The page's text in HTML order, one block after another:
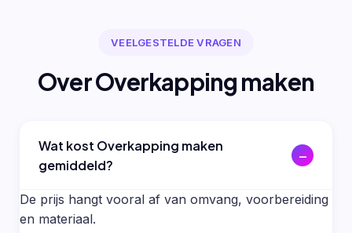
VEELGESTELDE VRAGEN
Over Overkapping maken
Wat kost Overkapping maken
gemiddeld?
De prijs hangt vooral af van omvang, voorbereiding
en materiaal.